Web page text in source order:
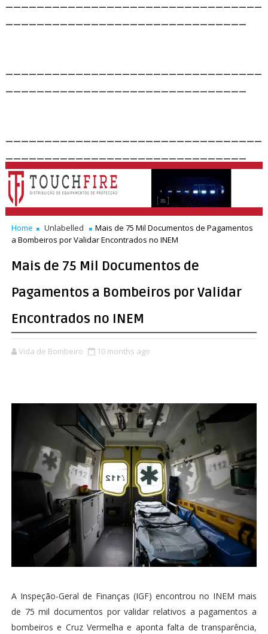
Home Unlabelled
Mais de 75 Mil Documentos de Pagamentos
a Bombeiros por Validar Encontrados no INEM
Mais de 75 Mil Documentos de
Pagamentos a Bombeiros por Validar
Encontrados no INEM
Vida de Bombeiro 10 months ago
A Inspeção-Geral de Finanças (IGF) encontrou no INEM mais
de 75 mil documentos por validar relativos a pagamentos a
bombeiros e Cruz Vermelha e aponta falta de transparência,